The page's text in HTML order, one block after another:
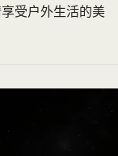
受户外生活的美